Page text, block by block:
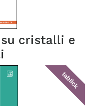
cristalli e
tablick